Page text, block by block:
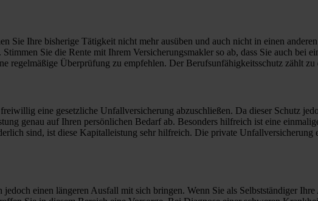
Sie Ihre bisherige Tätigkeit nicht mehr ausüben und auch nicht in einen
Sie die Rente mit Ihrem Versicherungsmakler so ab, dass Sie auch bei
regelmäßige Überprüfung zu empfehlen. Der Berufsunfähigkeitsschutz zählt
eine gesetzliche Unfallversicherung abzuschließen. Da dieser Schutz
genau auf Ihren persönlichen Bedarf ab. Besonders hilfreich ist eine
sind, ist diese Kapitalleistung sehr hilfreich. Die private
einen längeren Ausfall mit sich bringen. Wenn Sie als Selbstständiger